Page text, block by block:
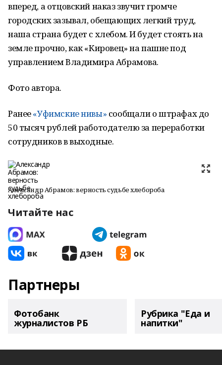
вперед, а отцовский наказ звучит громче
городских зазывал, обещающих легкий труд,
наша страна будет с хлебом. И будет стоять на
земле прочно, как «Кировец» на пашне под
управлением Владимира Абрамова.
Фото автора.
Ранее«Уфимские нивы» сообщали о штрафах до
50 тысяч рублей работодателю за переработки
сотрудников в выходные.
Александр Абрамов: верность судьбе хлебороба
Читайте нас
Партнеры
Фотобанк
журналистов РБ
Рубрика "Еда и
напитки"